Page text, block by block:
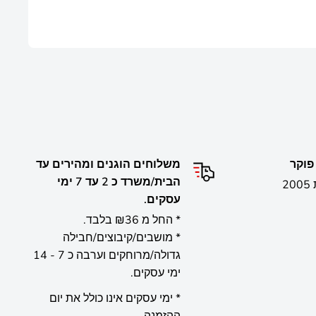
משלוחים הוגנים ומהירים עד
הבית/משרד כ 2 עד 7 ימי
עסקים.
* החל מ ₪36 בלבד.
* מושבים/קיבוצים/חבילה
גדולה/מרוחקים וערבה כ 7 - 14
ימי עסקים.
* ימי עסקים אינו כולל את יום
משחקים עמכם משנת 2005